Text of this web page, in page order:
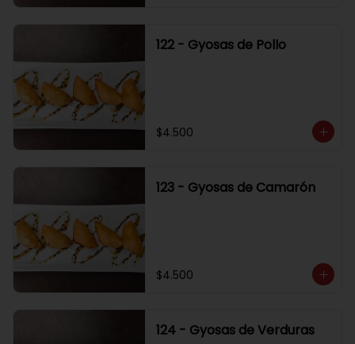
122 - Gyosas de Pollo
$4.500
123 - Gyosas de Camarón
$4.500
124 - Gyosas de Verduras